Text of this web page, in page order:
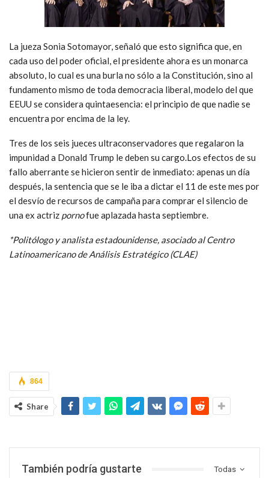
La jueza Sonia Sotomayor, señaló que esto significa que, en
cada uso del poder oficial, el presidente ahora es un monarca
absoluto, lo cual es una burla no sólo a la Constitución, sino al
fundamento mismo de toda democracia liberal, modelo del que
EEUU se considera quintaesencia: el principio de que nadie se
encuentra por encima de la ley.
Tres de los seis jueces ultraconservadores que regalaron la
impunidad a Donald Trump le deben su cargo.Los efectos de su
fallo aberrante se hicieron sentir de inmediato: apenas un día
después, la sentencia que se le iba a dictar el 11 de este mes por
el desvío de recursos de campaña para comprar el silencio de
una ex actriz pornofue aplazada hasta septiembre.
*Politólogo y analista estadounidense, asociado al Centro
Latinoamericano de Análisis Estratégico (CLAE)
864
Share
Todas
También podría gustarte